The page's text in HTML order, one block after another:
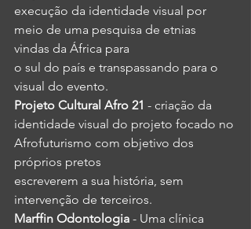
execução da identidade visual por
meio de uma pesquisa de etnias
vindas da África para
o sul do país e transpassando para o
visual do evento.
Projeto Cultural Afro 21 - criação da
identidade visual do projeto focado no
Afrofuturismo com objetivo dos
próprios pretos
escreverem a sua história, sem
intervenção de terceiros.
Marffin Odontologia - Uma clínica